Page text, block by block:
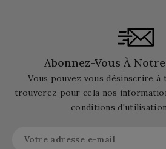
Abonnez-Vous À
Vous pouvez vous désinscrire à
trouverez pour cela nos
conditions